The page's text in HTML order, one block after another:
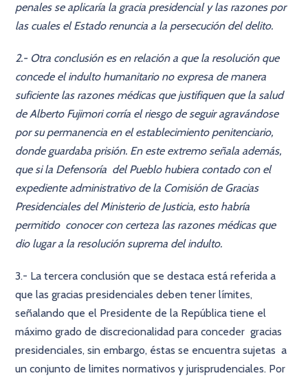
penales se aplicaría la gracia presidencial y las razones por
las cuales el Estado renuncia a la persecución del delito.
2.- Otra conclusión es en relación a que la resolución que
concede el indulto humanitario no expresa de manera
suficiente las razones médicas que justifiquen que la salud
de Alberto Fujimori corría el riesgo de seguir agravándose
por su permanencia en el establecimiento penitenciario,
donde guardaba prisión. En este extremo señala además,
que si la Defensoría del Pueblo hubiera contado con el
expediente administrativo de la Comisión de Gracias
Presidenciales del Ministerio de Justicia, esto habría
permitido conocer con certeza las razones médicas que
dio lugar a la resolución suprema del indulto.
3.- La tercera conclusión que se destaca está referida a
que las gracias presidenciales deben tener límites,
señalando que el Presidente de la República tiene el
máximo grado de discrecionalidad para conceder gracias
presidenciales, sin embargo, éstas se encuentra sujetas a
un conjunto de limites normativos y jurisprudenciales. Por